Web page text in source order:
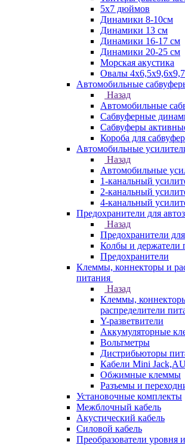
5x7 дюймов
Динамики 8-10см
Динамики 13 см
Динамики 16-17 см
Динамики 20-25 см
Морская акустика
Овалы
Автомобильные
Назад
Автомобильные
Сабвуферные
Сабвуферы
Короба для
Автомобильные
Назад
Автомобильные
1-канальный
2-канальный
4-канальный
Предохранители для
Назад
Предохранители для
Колбы и держатели
Предохранители
Клеммы, коннекторы и
питания
Назад
Клеммы,
распределители
Y-разветвители
Аккумуляторные
Вольтметры
Дистрибьюторы
Кабели Mini
Обжимные клеммы
Разъемы и
Установочные комплекты
Межблочный кабель
Акустический кабель
Силовой кабель
Преобразователи уровня